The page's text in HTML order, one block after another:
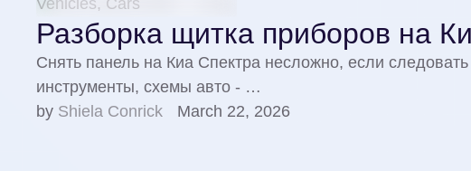
Vehicles, Cars
Разборка щитка приборов на
Снять панель на Киа Спектра несложно, если
инструменты, схемы авто - …
by Shiela Conrick March 22, 2026